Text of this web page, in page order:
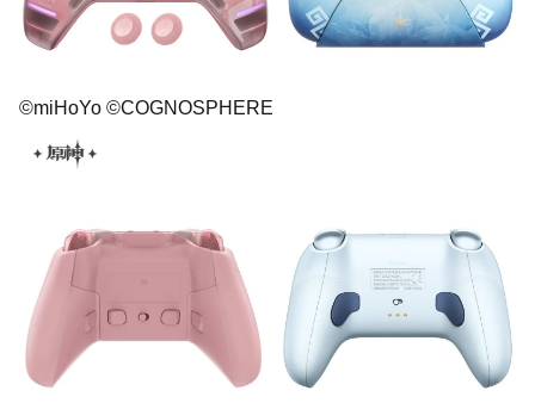
©miHoYo ©COGNOSPHERE